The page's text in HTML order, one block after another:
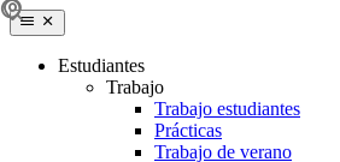
Estudiantes
Trabajo
Trabajo estudiantes
Prácticas
Trabajo de verano